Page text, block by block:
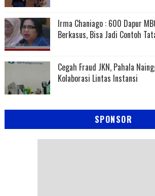
Irma Chaniago : 600 Dapur
Berkasus, Bisa Jadi Contoh
Cegah Fraud JKN, Pahala
Kolaborasi Lintas Instansi
SPONSOR